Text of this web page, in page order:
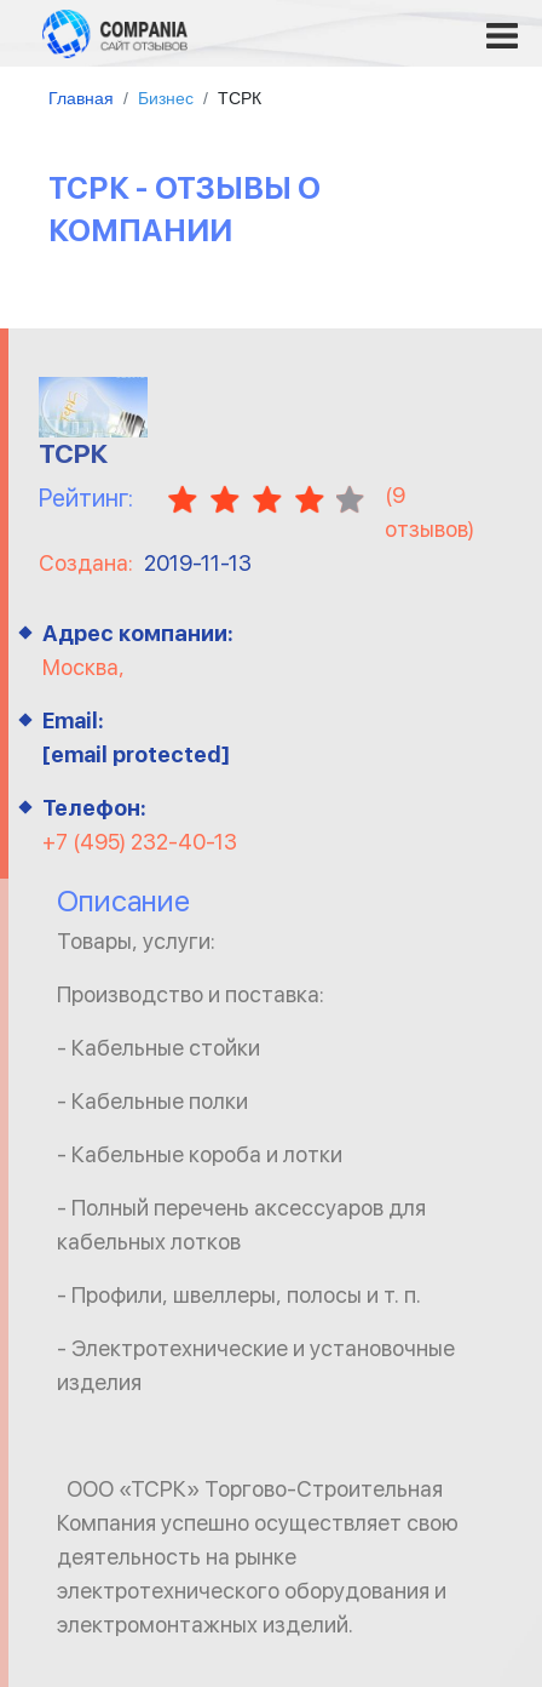
Главная Бизнес ТСРК
ТСРК - ОТЗЫВЫ О
КОМПАНИИ
ТСРК
Рейтинг: (9
отзывов)
Создана: 2019-11-13
Адрес компании:
Москва,
Email:
[email protected]
Телефон:
+7 (495) 232-40-13
Описание
Товары, услуги:
Производство и поставка:
- Кабельные стойки
- Кабельные полки
- Кабельные короба и лотки
- Полный перечень аксессуаров для
кабельных лотков
- Профили, швеллеры, полосы и т. п.
- Электротехнические и установочные
изделия
ООО «ТСРК» Торгово-Строительная
Компания успешно осуществляет свою
деятельность на рынке
электротехнического оборудования и
электромонтажных изделий.